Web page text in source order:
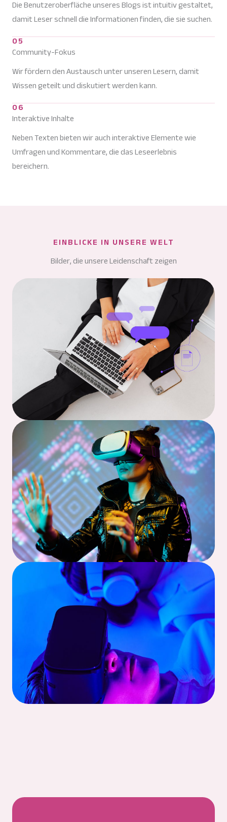
Die Benutzeroberfläche unseres Blogs ist intuitiv gestaltet,
damit Leser schnell die Informationen finden, die sie suchen.
05
Community-Fokus
Wir fördern den Austausch unter unseren Lesern, damit
Wissen geteilt und diskutiert werden kann.
06
Interaktive Inhalte
Neben Texten bieten wir auch interaktive Elemente wie
Umfragen und Kommentare, die das Leseerlebnis
bereichern.
EINBLICKE IN UNSERE WELT
Bilder, die unsere Leidenschaft zeigen